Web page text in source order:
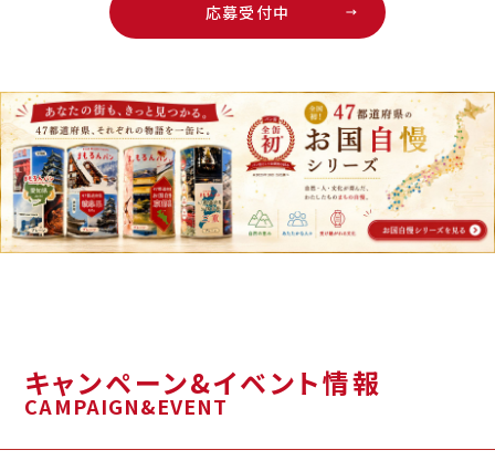
応募受付中
キャンペーン&イベント情報
CAMPAIGN&EVENT